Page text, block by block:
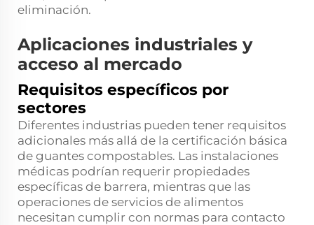
eliminación.
Aplicaciones industriales y
acceso al mercado
Requisitos específicos por
sectores
Diferentes industrias pueden tener requisitos
adicionales más allá de la certificación básica
de guantes compostables. Las instalaciones
médicas podrían requerir propiedades
específicas de barrera, mientras que las
operaciones de servicios de alimentos
necesitan cumplir con normas para contacto